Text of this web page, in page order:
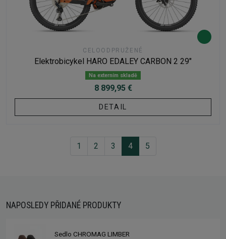
CELOODPRUŽENÉ
Elektrobicykel HARO EDALEY CARBON 2 29"
Na externím skladě
8 899,95 €
DETAIL
1 2 3 4 5
NAPOSLEDY PŘIDANÉ PRODUKTY
Sedlo CHROMAG LIMBER